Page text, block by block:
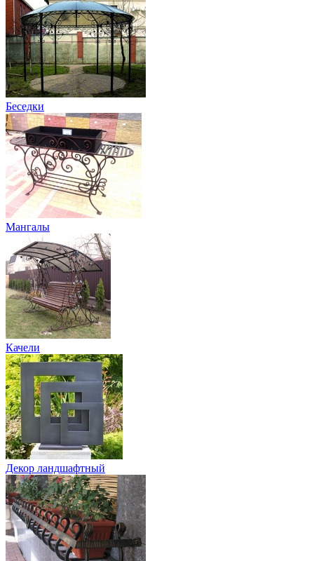
Беседки
Мангалы
Качели
Декор ландшафтный